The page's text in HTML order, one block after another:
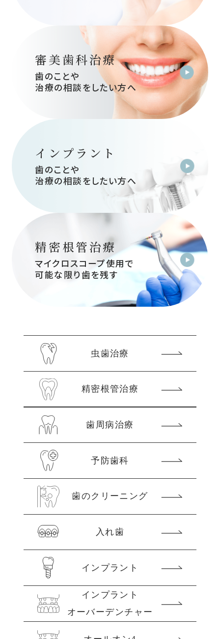
審美歯科治療
歯のことや
治療の相談をしたい方へ
インプラント
歯のことや
治療の相談をしたい方へ
精密根管治療
マイクロスコープ使用で
可能な限り歯を残す
虫歯治療
精密根管治療
歯周病治療
予防歯科
歯のクリーニング
入れ歯
インプラント
インプラント
オーバーデンチャー